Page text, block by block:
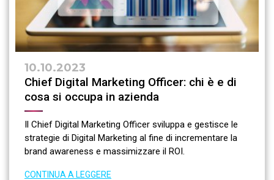
10.10.2023
Chief Digital Marketing Officer: chi è e di
cosa si occupa in azienda
Il Chief Digital Marketing Officer sviluppa e gestisce le
strategie di Digital Marketing al fine di incrementare la
brand awareness e massimizzare il ROI.
CONTINUA A LEGGERE